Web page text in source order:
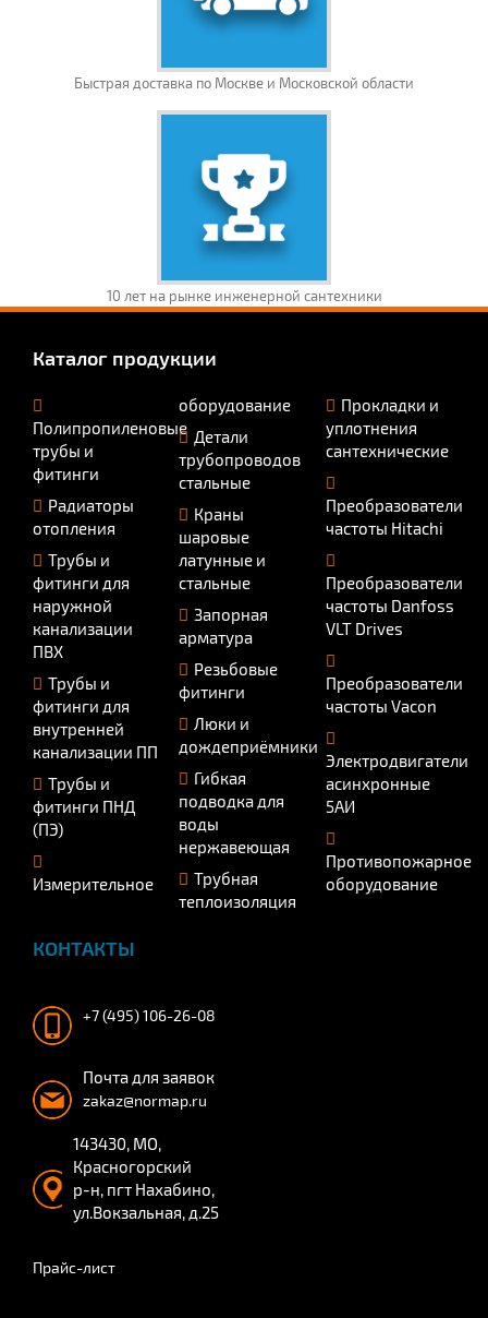
Быстрая доставка по Москве и Московской области
10 лет на рынке инженерной сантехники
Каталог продукции
Полипропиленовые
трубы и
фитинги
Радиаторы
отопления
Трубы и
фитинги для
наружной
канализации
ПВХ
Трубы и
фитинги для
внутренней
канализации ПП
Трубы и
фитинги ПНД
(ПЭ)
Измерительное
оборудование
Детали
трубопроводов
стальные
Краны
шаровые
латунные и
стальные
Запорная
арматура
Резьбовые
фитинги
Люки и
дождеприёмники
Гибкая
подводка для
воды
нержавеющая
Трубная
теплоизоляция
Прокладки и
уплотнения
сантехнические
Преобразователи
частоты Hitachi
Преобразователи
частоты Danfoss
VLT Drives
Преобразователи
частоты Vacon
Электродвигатели
асинхронные
5АИ
Противопожарное
оборудование
КОНТАКТЫ
+7 (495) 106-26-08
Почта для заявок
zakaz@normap.ru
143430, МО,
Красногорский
р-н, пгт Нахабино,
ул.Вокзальная, д.25
Прайс-лист